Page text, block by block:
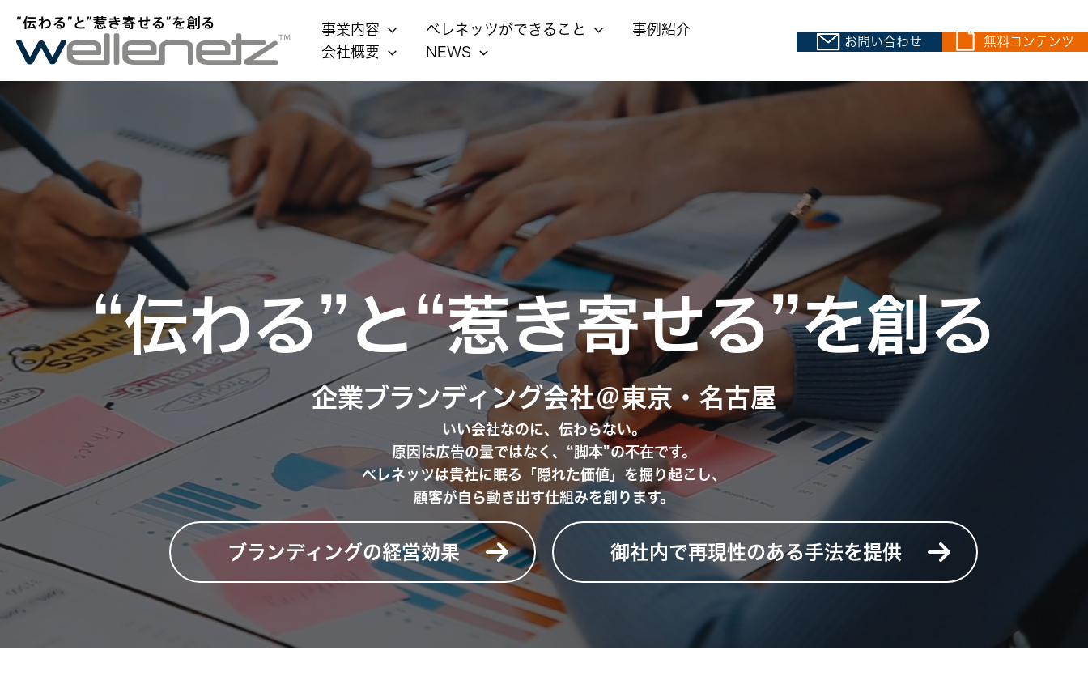
ス
キ
プ
事業内容 ベレネッツができること
事例紹介
会社概要
NEWS
お問い合わせ 無料コンテンツ
“伝わる”と“惹き寄せる”を創る
企業ブランディング会社＠東京・名古屋
いい会社なのに、伝わらない。
原因は広告の量ではなく、“脚本”の不在です。
ベレネッツは貴社に眠る「隠れた価値」を掘り起こし、
顧客が自ら動き出す仕組みを創ります。
ブランディングの経営効果 御社内で再現性のある手法を提供